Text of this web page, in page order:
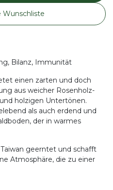
Wunschliste
Bilanz, Immunität
einen zarten und doch
aus weicher Rosenholz-
holzigen Untertönen.
als auch erdend und
der in warmes
geerntet und schafft
Atmosphäre, die zu einer